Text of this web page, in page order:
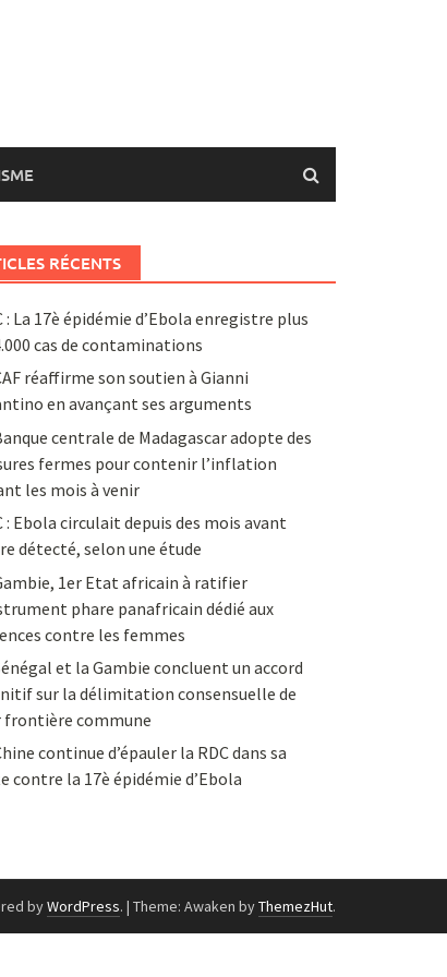
RÉCENTS
: La 17è épidémie d’Ebola enregistre plus
cas de contaminations
réaffirme son soutien à Gianni
en avançant ses arguments
centrale de Madagascar adopte des
fermes pour contenir l’inflation
les mois à venir
: Ebola circulait depuis des mois avant
détecté, selon une étude
1er Etat africain à ratifier
phare panafricain dédié aux
contre les femmes
et la Gambie concluent un accord
sur la délimitation consensuelle de
frontière commune
continue d’épauler la RDC dans sa
contre la 17è épidémie d’Ebola
byWordPress. | Theme: Awaken byThemezHut.